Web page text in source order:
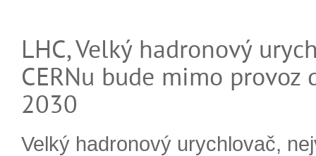
LHC, Velký hadronový
CERNu bude mimo provoz
2030
Velký hadronový urychlovač,